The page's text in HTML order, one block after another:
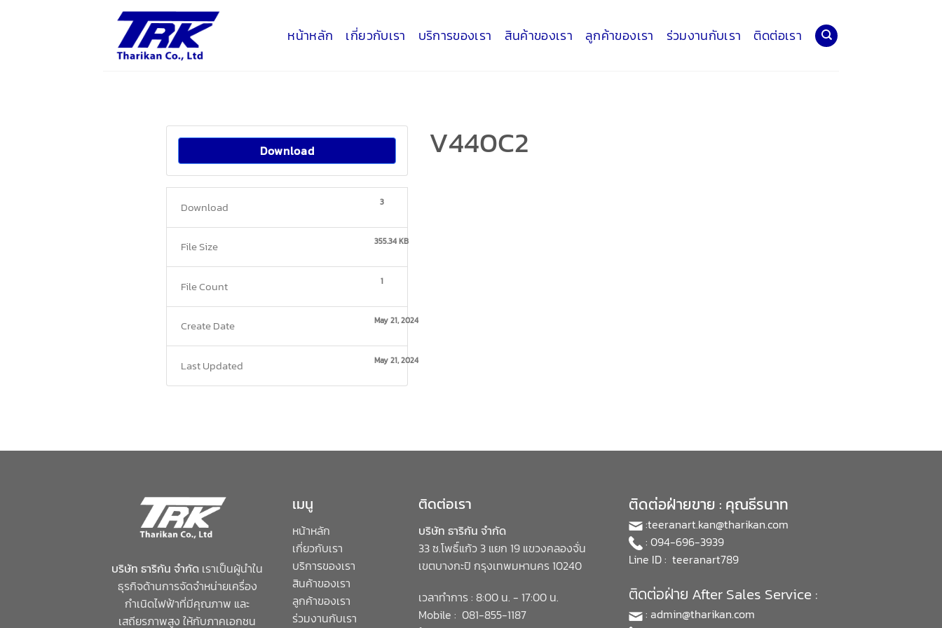
หน้าหลัก เกี่ยวกับเรา บริการของเรา สินค้าของเรา ลูกค้าของเรา ร่วมงานกับเรา ติดต่อเรา
Download
Download 3
File Size 355.34 KB
File Count 1
Create Date May 21, 2024
Last Updated May 21, 2024
V440C2
บริษัท ธาริกัน จำกัด เราเป็นผู้นำใน
ธุรกิจด้านการจัดจำหน่ายเครื่อง
กำเนิดไฟฟ้าที่มีคุณภาพ และ
เสถียรภาพสูง ให้กับภาคเอกชน
เมนู
หน้าหลัก
เกี่ยวกับเรา
บริการของเรา
สินค้าของเรา
ลูกค้าของเรา
ร่วมงานกับเรา
ติดต่อเรา
บริษัท ธาริกัน จำกัด
33 ซ.โพธิ์แก้ว 3 แยก 19 แขวงคลองจั่น
เขตบางกะปิ กรุงเทพมหานคร 10240
เวลาทำการ : 8:00 น. - 17:00 น.
Mobile : 081-855-1187
ติดต่อฝ่ายขาย : คุณธีรนาท
:teeranart.kan@tharikan.com
: 094-696-3939
Line ID : teeranart789
ติดต่อฝ่าย After Sales Service :
: admin@tharikan.com